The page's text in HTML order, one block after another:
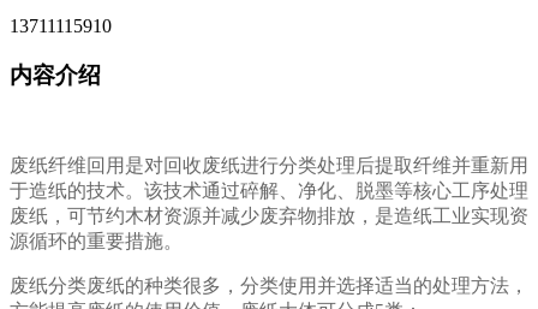
13711115910
内容介绍
废纸纤维回用是对回收废纸进行分类处理后提取纤维并重新用
于造纸的技术。该技术通过碎解、净化、脱墨等核心工序处理
废纸，可节约木材资源并减少废弃物排放，是造纸工业实现资
源循环的重要措施。
废纸分类废纸的种类很多，分类使用并选择适当的处理方法，